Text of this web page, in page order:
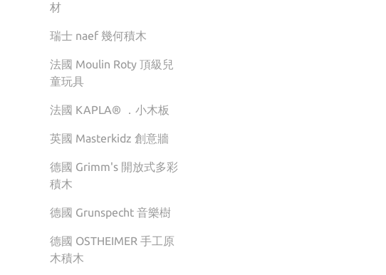
材
瑞士 naef 幾何積木
法國 Moulin Roty 頂級兒
童玩具
法國 KAPLA® ．小木板
英國 Masterkidz 創意牆
德國 Grimm's 開放式多彩
積木
德國 Grunspecht 音樂樹
德國 OSTHEIMER 手工原
木積木